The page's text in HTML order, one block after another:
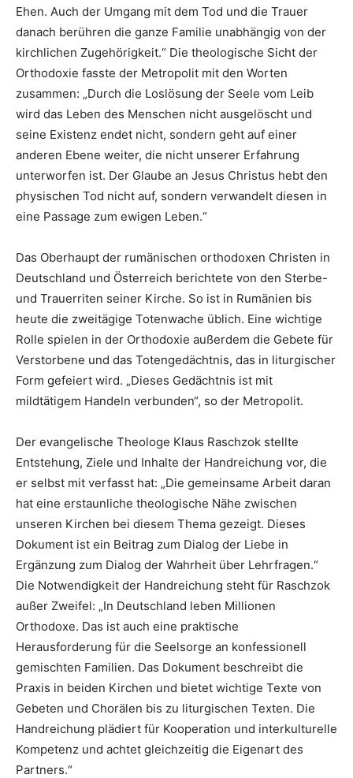
Ehen. Auch der Umgang mit dem Tod und die Trauer
danach berühren die ganze Familie unabhängig von der
kirchlichen Zugehörigkeit.“ Die theologische Sicht der
Orthodoxie fasste der Metropolit mit den Worten
zusammen: „Durch die Loslösung der Seele vom Leib
wird das Leben des Menschen nicht ausgelöscht und
seine Existenz endet nicht, sondern geht auf einer
anderen Ebene weiter, die nicht unserer Erfahrung
unterworfen ist. Der Glaube an Jesus Christus hebt den
physischen Tod nicht auf, sondern verwandelt diesen in
eine Passage zum ewigen Leben.“
Das Oberhaupt der rumänischen orthodoxen Christen in
Deutschland und Österreich berichtete von den Sterbe-
und Trauerriten seiner Kirche. So ist in Rumänien bis
heute die zweitägige Totenwache üblich. Eine wichtige
Rolle spielen in der Orthodoxie außerdem die Gebete für
Verstorbene und das Totengedächtnis, das in liturgischer
Form gefeiert wird. „Dieses Gedächtnis ist mit
mildtätigem Handeln verbunden“, so der Metropolit.
Der evangelische Theologe Klaus Raschzok stellte
Entstehung, Ziele und Inhalte der Handreichung vor, die
er selbst mit verfasst hat: „Die gemeinsame Arbeit daran
hat eine erstaunliche theologische Nähe zwischen
unseren Kirchen bei diesem Thema gezeigt. Dieses
Dokument ist ein Beitrag zum Dialog der Liebe in
Ergänzung zum Dialog der Wahrheit über Lehrfragen.“
Die Notwendigkeit der Handreichung steht für Raschzok
außer Zweifel: „In Deutschland leben Millionen
Orthodoxe. Das ist auch eine praktische
Herausforderung für die Seelsorge an konfessionell
gemischten Familien. Das Dokument beschreibt die
Praxis in beiden Kirchen und bietet wichtige Texte von
Gebeten und Chorälen bis zu liturgischen Texten. Die
Handreichung plädiert für Kooperation und interkulturelle
Kompetenz und achtet gleichzeitig die Eigenart des
Partners.“